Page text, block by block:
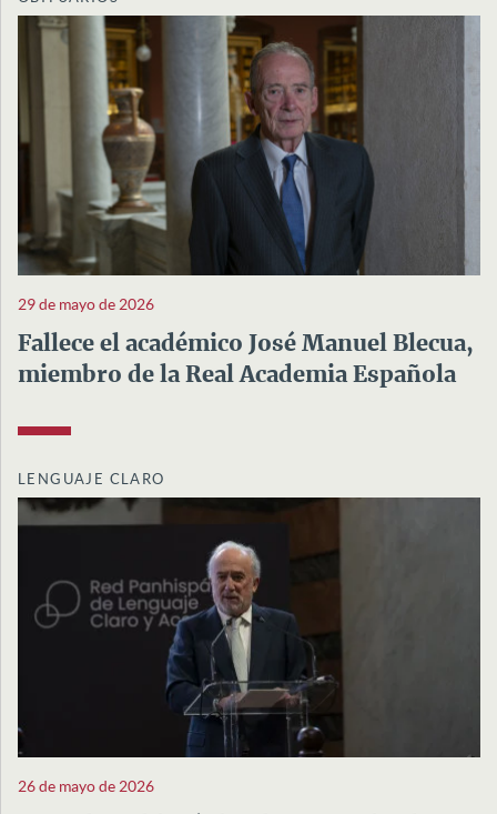
29 de mayo de 2026
Fallece el académico José Manuel Blecua,
miembro de la Real Academia Española
LENGUAJE CLARO
26 de mayo de 2026